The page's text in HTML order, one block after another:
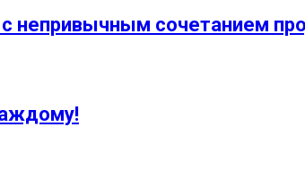
непривычным сочетанием